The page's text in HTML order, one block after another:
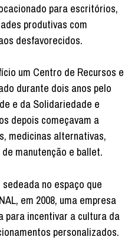
para escritórios,
produtivas com
desfavorecidos.
um Centro de Recursos e
durante dois anos pelo
e da Solidariedade e
depois começavam a
medicinas alternativas,
manutenção e ballet.
no espaço que
em 2008, uma empresa
para incentivar a cultura da
personalizados.